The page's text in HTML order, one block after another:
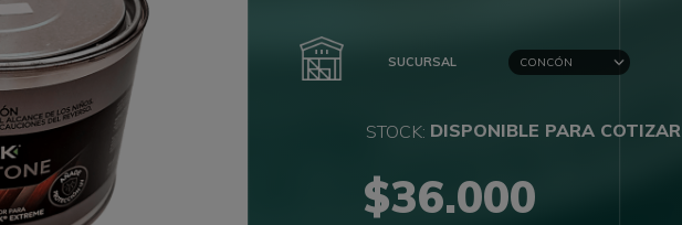
SUCURSAL
DISPONIBLE PARA COTIZAR
$36.000